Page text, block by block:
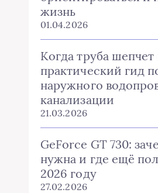
жизнь
01.04.2026
Когда труба
практический гид
наружного
канализации
21.03.2026
GeForce GT 730:
нужна и где ещё
2026 году
27.02.2026